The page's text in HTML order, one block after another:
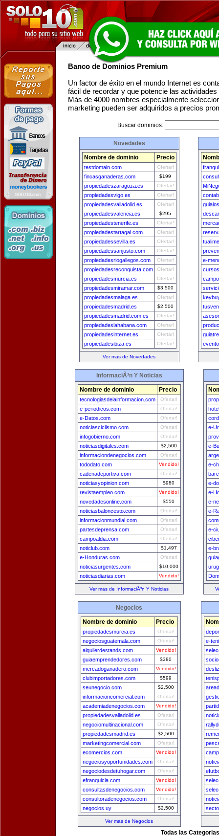
Banco de Dominios Premium
Un factor de éxito en el mundo Internet es
fácil de recordar y que potencie las
Más de 4000 nombres especialmente
marketing pueden ser adquiridos a precios
Buscar dominios:
Novedades
Nombre de dominio Precio
testdomain.com Ofertar!
fincasganaderas.com $199
propiedadeszaragoza.es Ofertar!
propiedadesvigo.es Ofertar!
propiedadesvalladolid.es Ofertar!
propiedadesvalencia.es $295
propiedadestenerife.es Ofertar!
propiedadestartagal.com Ofertar!
propiedadessevilla.es Ofertar!
propiedadessanjusto.com Ofertar!
propiedadesriogallegos.com Ofertar!
propiedadesreconquista.com Ofertar!
propiedadesmurcia.es Ofertar!
propiedadesmiramar.com $3,500
propiedadesmalaga.es Ofertar!
propiedadesmadrid.es $2,500
propiedadesmadrid.com.es Ofertar!
propiedadeslahabana.com Ofertar!
propiedadesinternet.es Ofertar!
propiedadesibiza.es Ofertar!
Ver mas de Novedades
e-
InformaciÃ³n Y Noticias
Nombre de dominio Precio
tecnologiasdelainformacion.com Ofertar!
e-periodicos.com Ofertar!
e-Datos.com Ofertar!
noticiasciclismo.com Ofertar!
infogobierno.com Ofertar!
noticiasdigitales.com $2,500
informaciondenegocios.com Ofertar!
tododato.com Vendido!
cadenadeportiva.com Ofertar!
noticiasyopinion.com $980
revistaempleo.com Vendido!
novedadesonline.com $550
noticiasbaloncesto.com Ofertar!
informacionmundial.com Ofertar!
partesdeprensa.com Ofertar!
campoaldia.com Ofertar!
noticlub.com $1,497
e-Honduras.com Ofertar!
noticiasurgentes.com $10,000
noticiasdiarias.com Vendido!
Ver mas de InformaciÃ³n Y Noticias
e-
e-
e-
e-
e-
e-
e-
e-
e-
Negocios
Nombre de dominio Precio
propiedadesmurcia.es Ofertar!
negociosguatemala.com Ofertar!
alquilerdestands.com Vendido!
guiaemprendedores.com $380
mercadoganadero.com Vendido!
clubimportadores.com $599
seunegocio.com $2,500
informacioncomercial.com Ofertar!
academiadenegocios.com Vendido!
propiedadesvalladolid.es Ofertar!
negociomultinacional.com Ofertar!
propiedadesmadrid.es $2,500
marketingcomercial.com Ofertar!
ecomercios.com Vendido!
negociosyoportunidades.com Ofertar!
negociodesdetuhogar.com Ofertar!
efranquicia.com Vendido!
consultasdenegocios.com Vendido!
consultoradenegocios.com Ofertar!
negocios.uy $2,500
Ver mas de Negocios
e-
Todas las Categorias